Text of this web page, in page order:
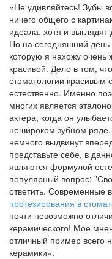
«Не удивляйтесь! Зубы
ничего общего с
идеала, хотя и
Но на сегодняшний
которую я нахожу очень
красивой. Дело в том,
стоматологии красивым
естественно. Именно
многих является
актера, когда он
нешироком зубном
немного выдвинут
представьте себе, в
являются формулой
популярный вопрос:
ответить. Современные
протезирования в
почти невозможно
керамического! Мое
отличный пример всего
керамики».